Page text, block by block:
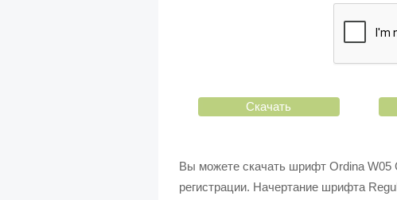
Скачать
Вы можете скачать шрифт Ordina W05
регистрации. Начертание шрифта